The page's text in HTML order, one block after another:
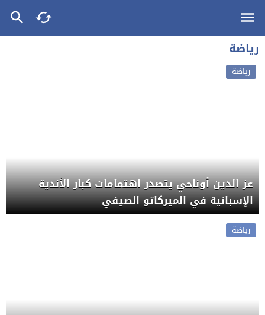
رياضة
رياضة
عز الدين أوناحي يتصدر اهتمامات كبار الأندية
الإسبانية في الميركاتو الصيفي
رياضة